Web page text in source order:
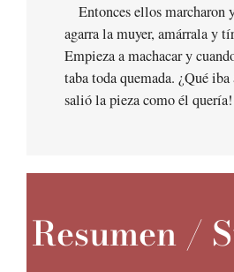
Entonces ellos marcharon
agarra la muyer, amárrala y
Empieza a machacar y
taba toda quemada. ¿Qué iba
salió la pieza como él quería!
Resumen /